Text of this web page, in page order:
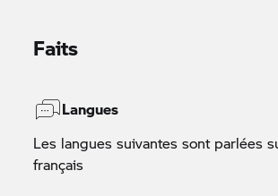
Faits
Langues
Les langues suivantes sont parlées
français